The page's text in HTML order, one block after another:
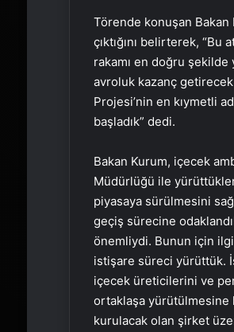
Törende konuşan Bakan
çıktığını belirterek,
rakamı en doğru şekilde
avroluk kazanç getirecek
Projesi’nin en kıymetli
başladık” dedi.
Bakan Kurum, içecek
Müdürlüğü ile
piyasaya sürülmesini
geçiş sürecine
önemliydi. Bunun için
istişare süreci yürüttük.
içecek üreticilerini ve
ortaklaşa yürütülmesine
kurulacak olan şirket